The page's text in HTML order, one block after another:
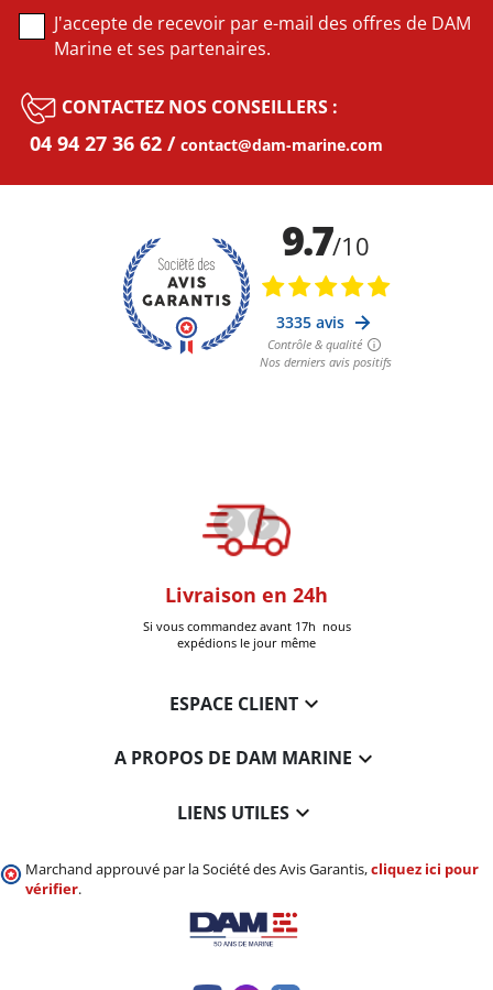
Livraison en 24h
Si vous commandez avant 17h nous
expédions le jour même
J'accepte de recevoir par e-mail des offres de DAM
Marine et ses partenaires.
CONTACTEZ NOS CONSEILLERS :
04 94 27 36 62 contact@dam-marine.com
ESPACE CLIENT
A PROPOS DE DAM MARINE 
LIENS UTILES 
Marchand approuvé par la Société des Avis Garantis,cliquez ici pour
vérifier.